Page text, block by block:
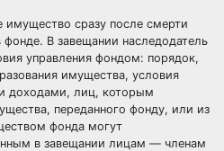
имущество сразу после смерти
фонде. В завещании наследодатель
управления фондом: порядок,
имущества, условия
доходами, лиц, которым
переданного фонду, или из
фонда могут
в завещании лицам — членам